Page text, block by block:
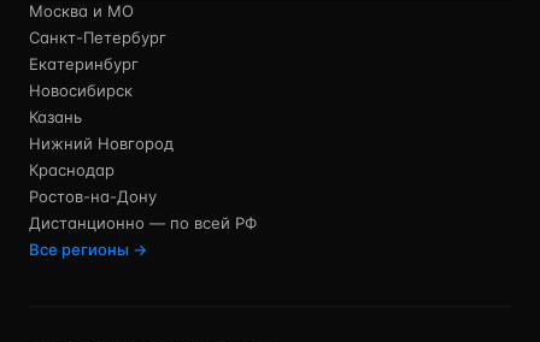
Москва и МО
Санкт-Петербург
Екатеринбург
Новосибирск
Казань
Нижний Новгород
Краснодар
Ростов-на-Дону
Дистанционно — по всей РФ
Все регионы →